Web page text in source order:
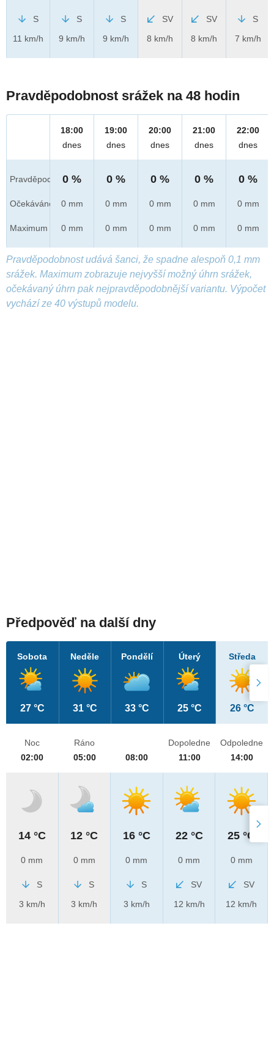
S
11 km/h
S
9 km/h
S
9 km/h
SV
8 km/h
SV
8 km/h
S
7 km/h
Pravděpodobnost srážek na 48 hodin
Pravděpod.
Očekáváno
Maximum
18:00
dnes
0 %
0 mm
0 mm
19:00
dnes
0 %
0 mm
0 mm
20:00
dnes
0 %
0 mm
0 mm
21:00
dnes
0 %
0 mm
0 mm
22:00
dnes
0 %
0 mm
0 mm
Pravděpodobnost udává šanci, že spadne alespoň 0,1 mm
srážek. Maximum zobrazuje nejvyšší možný úhrn srážek,
očekávaný úhrn pak nejpravděpodobnější variantu. Výpočet
vychází ze 40 výstupů modelu.
Předpověď na další dny
Sobota
27 °C
Neděle
31 °C
Pondělí
33 °C
Úterý
25 °C
Středa
26 °C
Noc
02:00
14 °C
0 mm
S
3 km/h
Ráno
05:00
12 °C
0 mm
S
3 km/h
08:00
16 °C
0 mm
S
3 km/h
Dopoledne
11:00
22 °C
0 mm
SV
12 km/h
Odpoledne
14:00
25 °C
0 mm
SV
12 km/h